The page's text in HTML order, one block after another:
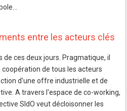
entre les acteurs clés
de ces deux jours. Pragmatique, il
de tous les acteurs
d'une offre industrielle et de
A travers l'espace de co-working,
SIdO veut décloisonner les